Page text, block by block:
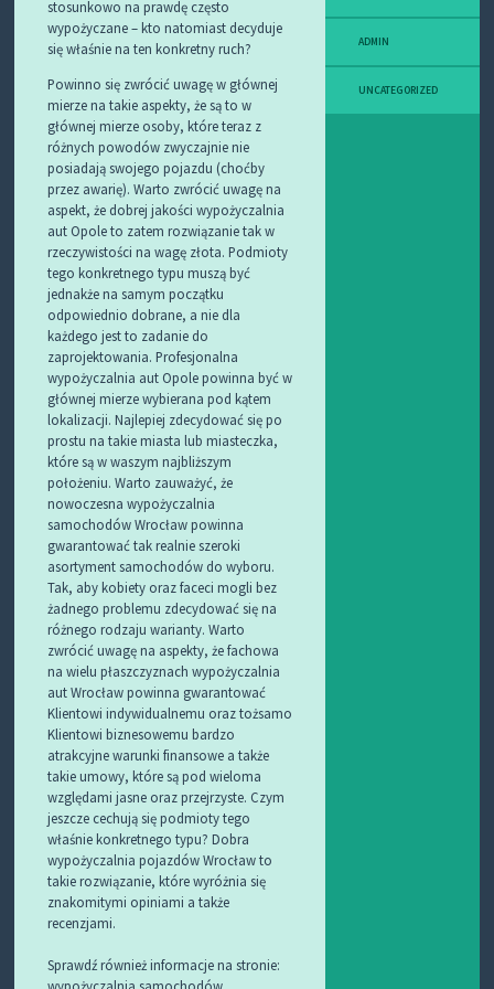
stosunkowo na prawdę często
wypożyczane – kto natomiast decyduje
się właśnie na ten konkretny ruch?
Powinno się zwrócić uwagę w głównej
mierze na takie aspekty, że są to w
głównej mierze osoby, które teraz z
różnych powodów zwyczajnie nie
posiadają swojego pojazdu (choćby
przez awarię). Warto zwrócić uwagę na
aspekt, że dobrej jakości wypożyczalnia
aut Opole to zatem rozwiązanie tak w
rzeczywistości na wagę złota. Podmioty
tego konkretnego typu muszą być
jednakże na samym początku
odpowiednio dobrane, a nie dla
każdego jest to zadanie do
zaprojektowania. Profesjonalna
wypożyczalnia aut Opole powinna być w
głównej mierze wybierana pod kątem
lokalizacji. Najlepiej zdecydować się po
prostu na takie miasta lub miasteczka,
które są w waszym najbliższym
położeniu. Warto zauważyć, że
nowoczesna wypożyczalnia
samochodów Wrocław powinna
gwarantować tak realnie szeroki
asortyment samochodów do wyboru.
Tak, aby kobiety oraz faceci mogli bez
żadnego problemu zdecydować się na
różnego rodzaju warianty. Warto
zwrócić uwagę na aspekty, że fachowa
na wielu płaszczyznach wypożyczalnia
aut Wrocław powinna gwarantować
Klientowi indywidualnemu oraz tożsamo
Klientowi biznesowemu bardzo
atrakcyjne warunki finansowe a także
takie umowy, które są pod wieloma
względami jasne oraz przejrzyste. Czym
jeszcze cechują się podmioty tego
właśnie konkretnego typu? Dobra
wypożyczalnia pojazdów Wrocław to
takie rozwiązanie, które wyróżnia się
znakomitymi opiniami a także
recenzjami.
Sprawdź również informacje na stronie:
wypożyczalnia samochodów
ADMIN
UNCATEGORIZED